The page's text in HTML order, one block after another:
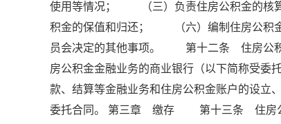
使用等情况； （三）负责住房公积金的
积金的保值和归还； （六）编制住房公积
员会决定的其他事项。 第十二条 住房公积
房公积金金融业务的商业银行（以下简称受委
款、结算等金融业务和住房公积金账户的设
委托合同。 第三章 缴存 第十三条 住房公